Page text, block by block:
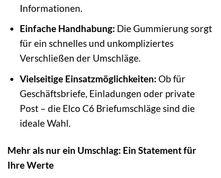
Informationen.
Einfache Handhabung: Die Gummierung sorgt
für ein schnelles und unkompliziertes
Verschließen der Umschläge.
Vielseitige Einsatzmöglichkeiten: Ob für
Geschäftsbriefe, Einladungen oder private
Post – die Elco C6 Briefumschläge sind die
ideale Wahl.
Mehr als nur ein Umschlag: Ein Statement für
Ihre Werte